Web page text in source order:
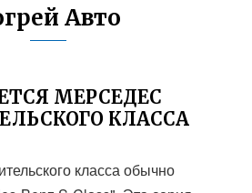
Авто
МЕРСЕДЕС
КЛАССА
класса обычно